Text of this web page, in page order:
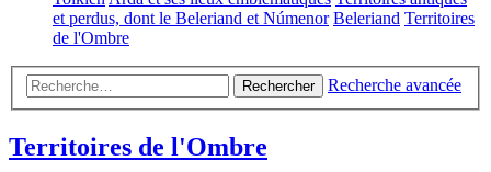
et perdus, dont le Beleriand et Númenor Beleriand Territoires
de l'Ombre
Rechercher Recherche avancée
Territoires de l'Ombre